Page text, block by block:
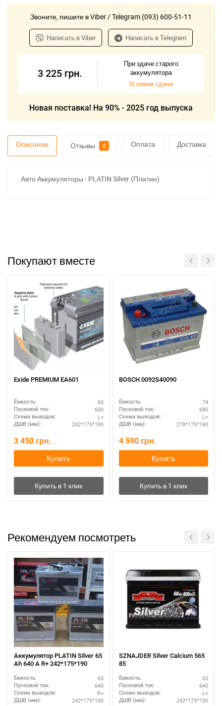
Звоните, пишите в Viber / Telegram (093) 600-51-11
Написать в Viber Написать в Telegram
3 225 грн.
При здаче старого
аккумулятора
Условия сдачи
Новая поставка! На 90% - 2025 год выпуска
Описание Отзывы 0 Оплата Доставка
Авто Аккумуляторы - PLATIN Silver (Платин)
Покупают вместе
Exide PREMIUM EA601
Ёмкость: 60
Пусковой ток: 600
Схема выводов: L+
ДШВ (мм): 242*175*190
3 450 грн.
Купить
BOSCH 0092S40090
Ёмкость: 74
Пусковой ток: 680
Схема выводов: L+
ДШВ (мм): 278*175*190
4 590 грн.
Купить
Рекомендуем посмотреть
Аккумулятор PLATIN Silver 65
Ah 640 A R+ 242*175*190
Ёмкость: 65
Пусковой ток: 640
Схема выводов: R+
ДШВ (мм): 242*175*190
SZNAJDER Silver Calcium 565
85
Ёмкость: 65
Пусковой ток: 640
Схема выводов: L+
ДШВ (мм): 242*175*190